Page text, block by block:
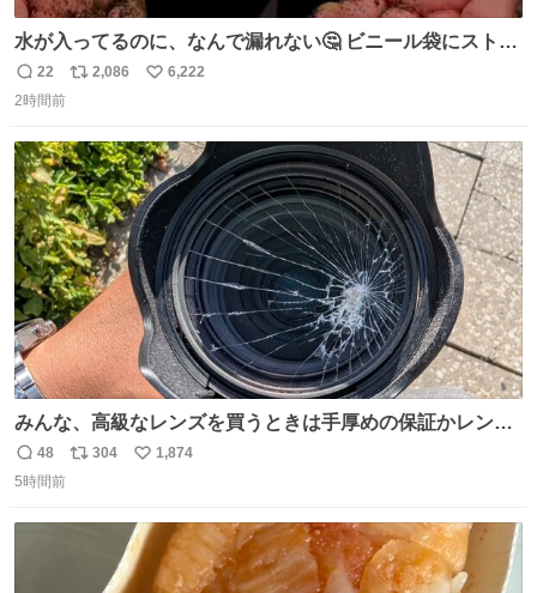
水が入ってるのに、なんで漏れない🤔 ビニール袋にストロ
ーを刺しているだけなのに、水が漏れない😳 実はこれ、ち
ゃんと理由があるんです💁🏽‍♂️ ビニール袋に水を入れて、ス
あると、水はほとんど出てきません🙆🏽‍♂️ ポイントは「空
気」でした🤭
返
信
22
リ
ト
数
2,086
い
数
6,222
2時間前
みんな、高級なレンズを買うときは手厚めの保証かレンズ
保護フィルターをちゃんと付けておくんだぞ、お兄さんと
返
信
48
リ
304
い
数
1,874
5時間前